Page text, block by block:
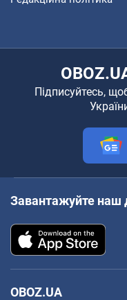
Підписуйтесь,
Завантажуйте наш
OBOZ.UA